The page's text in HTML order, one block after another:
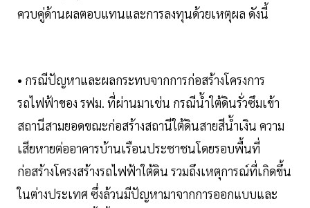
ควบคู่ด้านผลตอบแทนและการลงทุนด้วยเหตุผล ดังนี้
• กรณีปัญหาและผลกระทบจากการก่อสร้างโครงการ
รถไฟฟ้าของ รฟม. ที่ผ่านมาเช่น กรณีน้ำใต้ดินรั่วซึมเข้า
สถานีสามยอดขณะก่อสร้างสถานีใต้ดินสายสีน้ำเงิน ความ
เสียหายต่ออาคารบ้านเรือนประชาชนโดยรอบพื้นที่
ก่อสร้างโครงสร้างรถไฟฟ้าใต้ดิน รวมถึงเหตุการณ์ที่เกิดขึ้น
ในต่างประเทศ ซึ่งล้วนมีปัญหามาจากการออกแบบและ